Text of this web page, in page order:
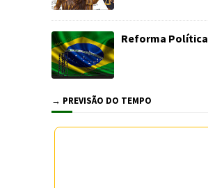
Reforma Política
→ PREVISÃO DO TEMPO